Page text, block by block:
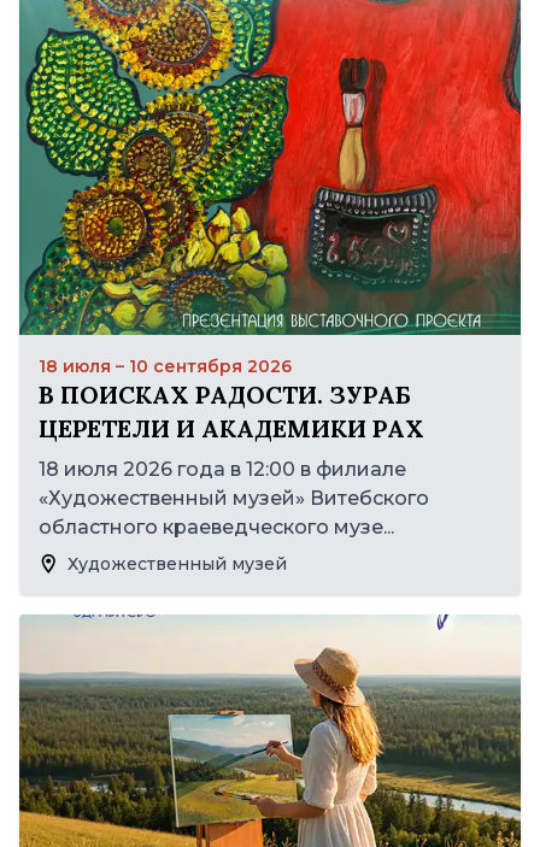
18 июля – 10 сентября 2026
В ПОИСКАХ РАДОСТИ. ЗУРАБ
ЦЕРЕТЕЛИ И АКАДЕМИКИ РАХ
18 июля 2026 года в 12:00 в филиале
«Художественный музей» Витебского
областного краеведческого музе...
Художественный музей